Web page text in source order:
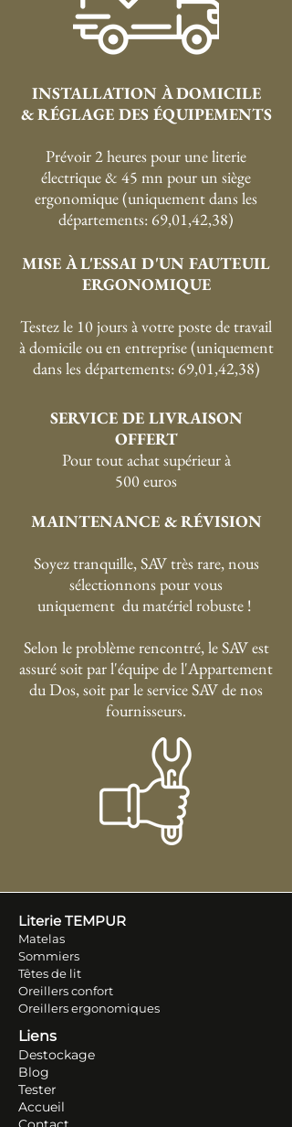
INSTALLATION À DOMICILE
& RÉGLAGE DES ÉQUIPEMENTS
Prévoir 2 heures pour une literie
électrique & 45 mn pour un siège
ergonomique (uniquement dans les
départements: 69,01,42,38)
MISE À L'ESSAI D'UN FAUTEUIL
ERGONOMIQUE
Testez le 10 jours à votre poste de travail
à domicile ou en entreprise (uniquement
dans les départements: 69,01,42,38)
SERVICE DE LIVRAISON
OFFERT
Pour tout achat supérieur à
500 euros
MAINTENANCE & RÉVISION
Soyez tranquille, SAV très rare, nous
sélectionnons pour vous
uniquement du matériel robuste !
Selon le problème rencontré, le SAV est
assuré soit par l'équipe de l'Appartement
du Dos, soit par le service SAV de nos
fournisseurs.
Literie TEMPUR
Matelas
Sommiers
Têtes de lit
Oreillers confort
Oreillers ergonomiques
Liens
Destockage
Blog
Tester
Accueil